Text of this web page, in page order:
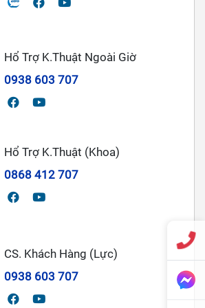
Hổ Trợ K.Thuật Ngoài Giờ
0938 603 707
Hổ Trợ K.Thuật (Khoa)
0868 412 707
CS. Khách Hàng (Lực)
0938 603 707